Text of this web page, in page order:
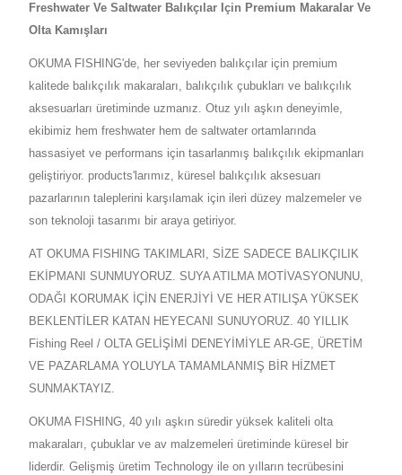
Freshwater Ve Saltwater Balıkçılar Için Premium Makaralar Ve
Olta Kamışları
OKUMA FISHING'de, her seviyeden balıkçılar için premium
kalitede balıkçılık makaraları, balıkçılık çubukları ve balıkçılık
aksesuarları üretiminde uzmanız. Otuz yılı aşkın deneyimle,
ekibimiz hem freshwater hem de saltwater ortamlarında
hassasiyet ve performans için tasarlanmış balıkçılık ekipmanları
geliştiriyor. products'larımız, küresel balıkçılık aksesuarı
pazarlarının taleplerini karşılamak için ileri düzey malzemeler ve
son teknoloji tasarımı bir araya getiriyor.
AT OKUMA FISHING TAKIMLARI, SİZE SADECE BALIKÇILIK
EKİPMANI SUNMUYORUZ. SUYA ATILMA MOTİVASYONUNU,
ODAĞI KORUMAK İÇİN ENERJİYİ VE HER ATILIŞA YÜKSEK
BEKLENTİLER KATAN HEYECANI SUNUYORUZ. 40 YILLIK
Fishing Reel / OLTA GELİŞİMİ DENEYİMİYLE AR-GE, ÜRETİM
VE PAZARLAMA YOLUYLA TAMAMLANMIŞ BİR HİZMET
SUNMAKTAYIZ.
OKUMA FISHING, 40 yılı aşkın süredir yüksek kaliteli olta
makaraları, çubuklar ve av malzemeleri üretiminde küresel bir
liderdir. Gelişmiş üretim Technology ile on yılların tecrübesini